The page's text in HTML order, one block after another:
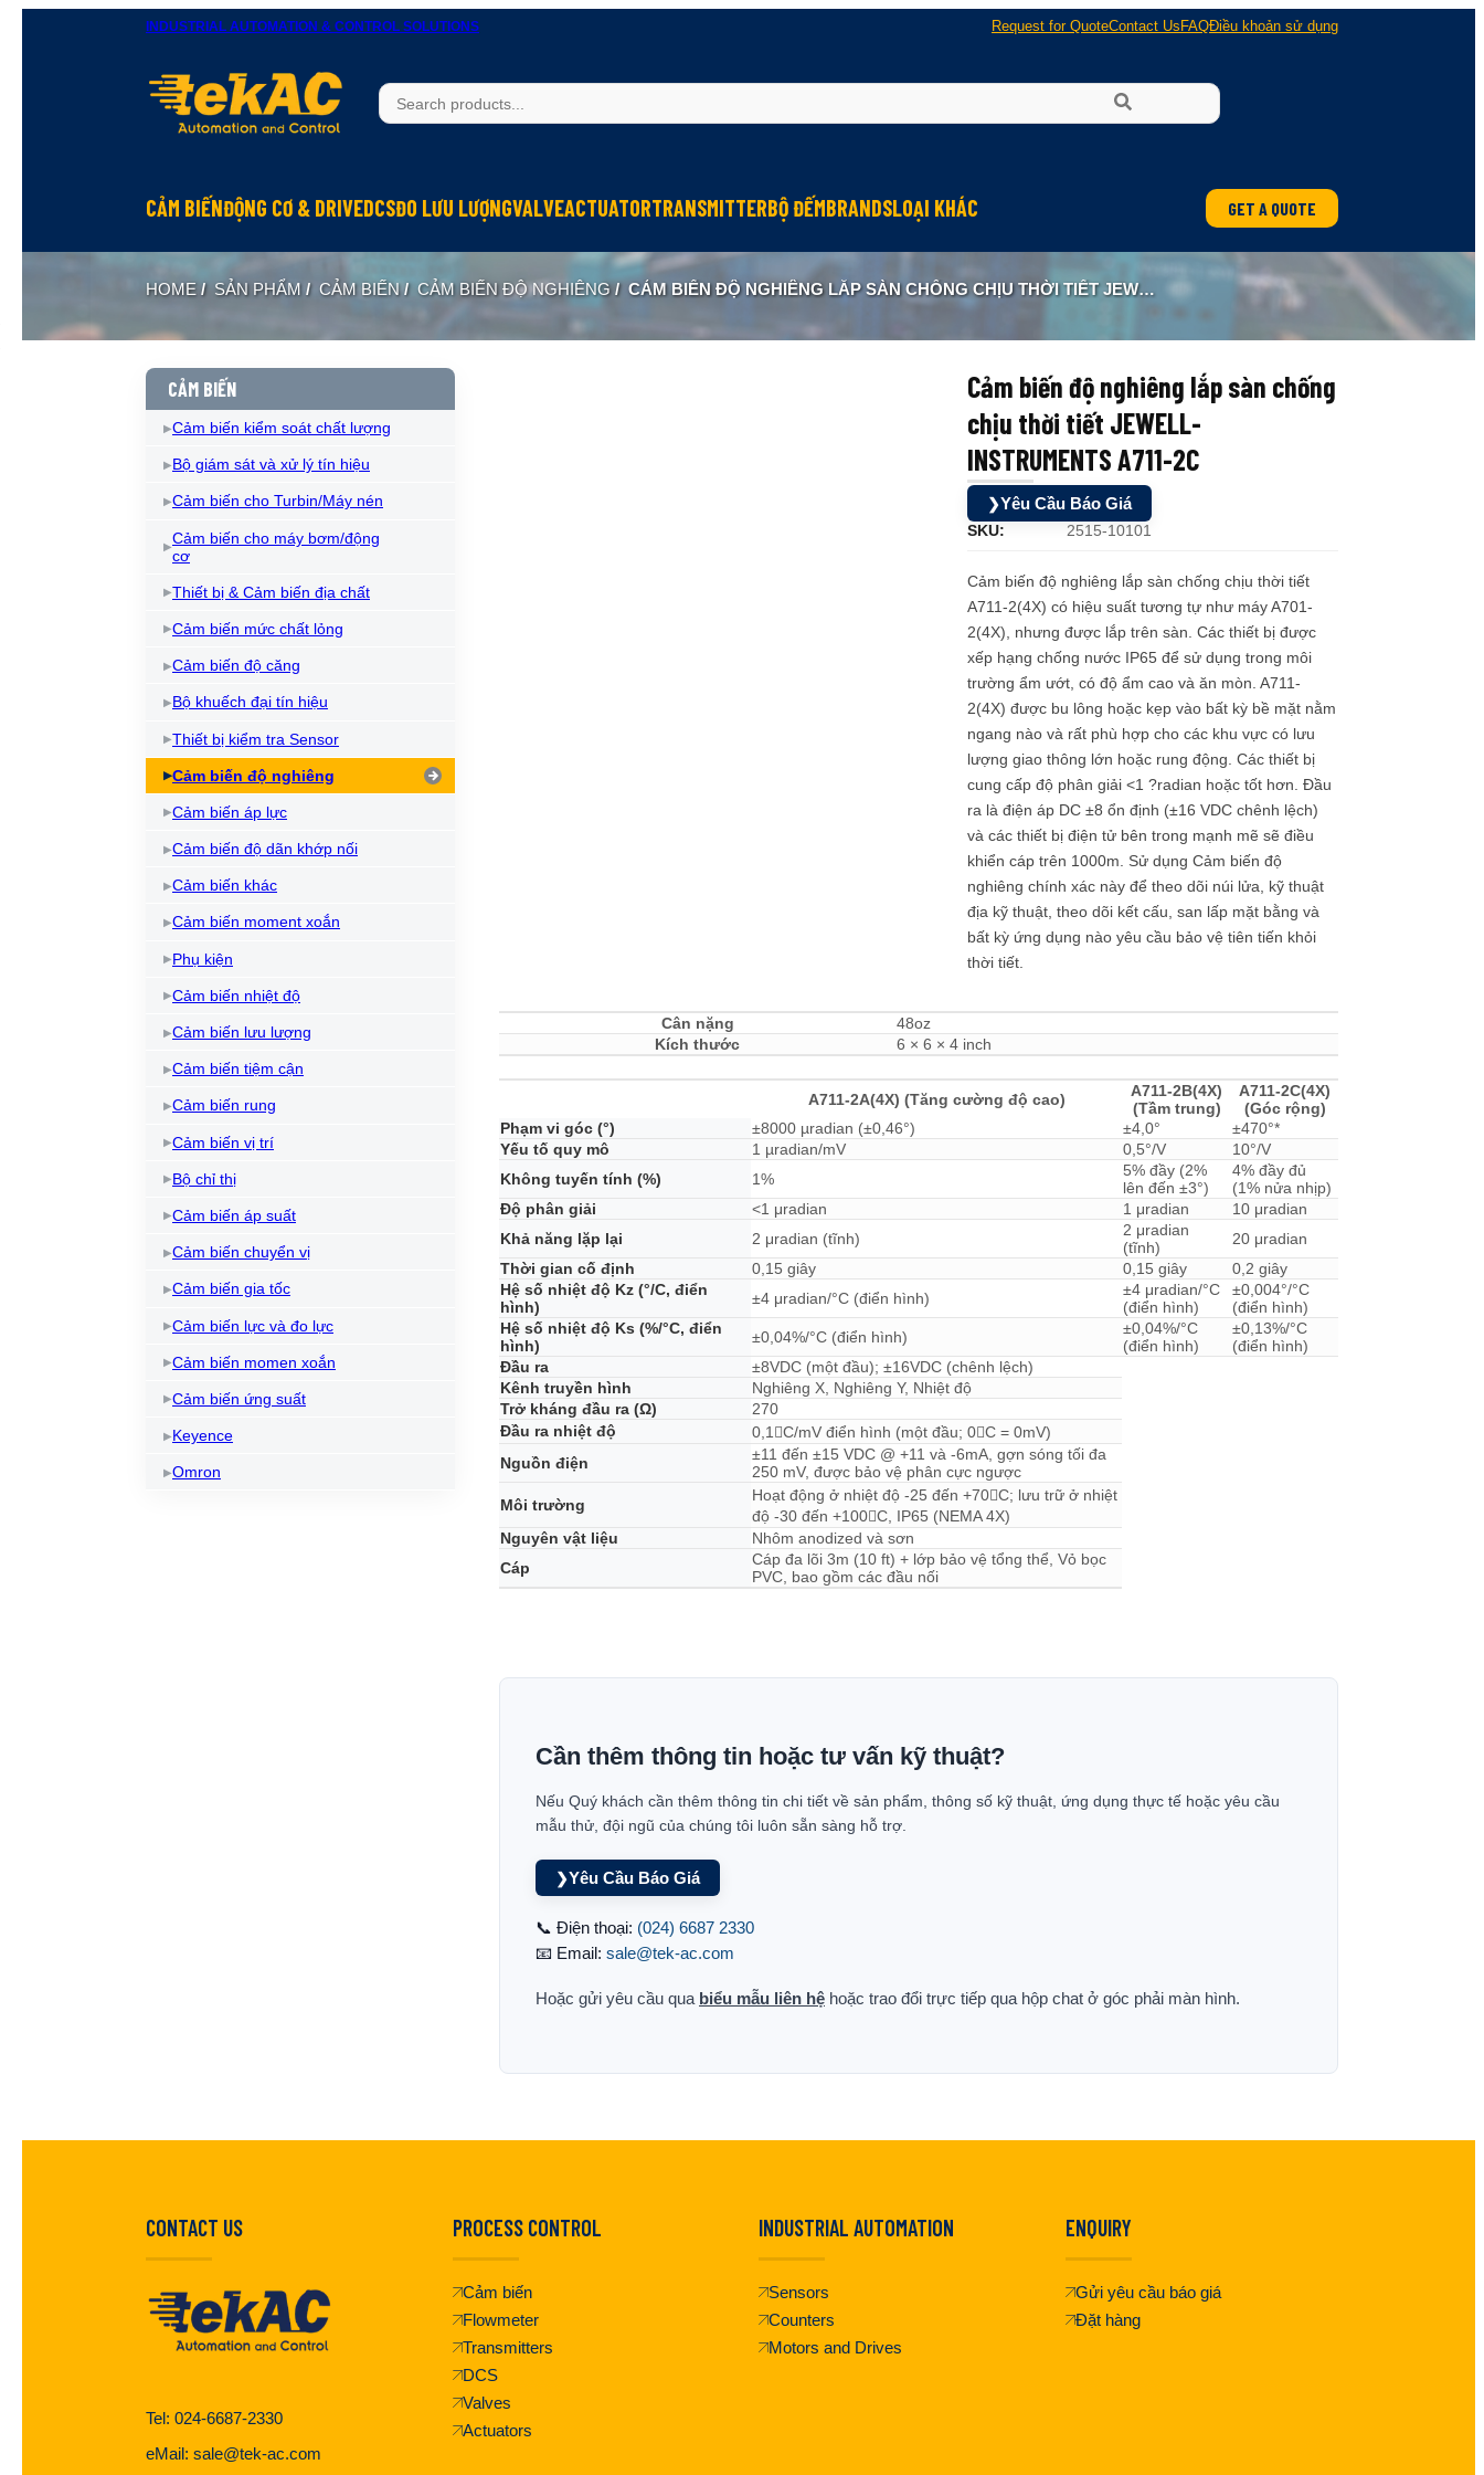
INDUSTRIAL AUTOMATION & CONTROL SOLUTIONS Request for QuoteContact Us FAQĐiều khoản sử dụng
CẢM BIẾNĐỘNG CƠ & DRIVEDCSĐO LƯU LƯỢNGVALVEACTUATORTRANSMITTERBỘ ĐẾMBRANDS
Oriental Motor
KGN
LOẠI KHÁC
Đèn phòng nổ
GET A QUOTE
HOME / SẢN PHẨM / CẢM BIẾN / CẢM BIẾN ĐỘ NGHIÊNG / CẢM BIẾN ĐỘ NGHIÊNG LẮP SÀN CHỐNG CHỊU THỜI TIẾT JEWELL-INSTRUMENTS A711-2C
CẢM BIẾN
Cảm biến kiểm soát chất lượng
Bộ giám sát và xử lý tín hiệu
Cảm biến cho Turbin/Máy nén
Cảm biến cho máy bơm/động
cơ
Thiết bị & Cảm biến địa chất
Cảm biến mức chất lỏng
Cảm biến độ căng
Bộ khuếch đại tín hiệu
Thiết bị kiểm tra Sensor
Cảm biến độ nghiêng
Cảm biến áp lực
Cảm biến độ dãn khớp nối
Cảm biến khác
Cảm biến moment xoắn
Phụ kiện
Cảm biến nhiệt độ
Cảm biến lưu lượng
Cảm biến tiệm cận
Cảm biến rung
Cảm biến vị trí
Bộ chỉ thị
Cảm biến áp suất
Cảm biến chuyển vị
Cảm biến gia tốc
Cảm biến lực và đo lực
Cảm biến momen xoắn
Cảm biến ứng suất
Keyence
Omron
Cảm biến độ nghiêng lắp sàn chống
chịu thời tiết JEWELL-
INSTRUMENTS A711-2C
❯Yêu Cầu Báo Giá
SKU: 2515-10101
Cảm biến độ nghiêng lắp sàn chống chịu thời tiết
A711-2(4X) có hiệu suất tương tự như máy A701-
2(4X), nhưng được lắp trên sàn. Các thiết bị được
xếp hạng chống nước IP65 để sử dụng trong môi
trường ẩm ướt, có độ ẩm cao và ăn mòn. A711-
2(4X) được bu lông hoặc kẹp vào bất kỳ bề mặt nằm
ngang nào và rất phù hợp cho các khu vực có lưu
lượng giao thông lớn hoặc rung động. Các thiết bị
cung cấp độ phân giải <1 ?radian hoặc tốt hơn. Đầu
ra là điện áp DC ±8 ổn định (±16 VDC chênh lệch)
và các thiết bị điện tử bên trong mạnh mẽ sẽ điều
khiển cáp trên 1000m. Sử dụng Cảm biến độ
nghiêng chính xác này để theo dõi núi lửa, kỹ thuật
địa kỹ thuật, theo dõi kết cấu, san lấp mặt bằng và
bất kỳ ứng dụng nào yêu cầu bảo vệ tiên tiến khỏi
thời tiết.
Cân nặng
48oz
Kích thước
6 × 6 × 4 inch
A711-2A(4X) (Tăng cường độ cao)
A711-2B(4X)
(Tầm trung)
A711-2C(4X)
(Góc rộng)
Phạm vi góc (°)
±8000 µradian (±0,46°) ±4,0°
±470°*
Yếu tố quy mô
1 µradian/mV 0,5°/V
10°/V
Không tuyến tính (%)
1%
5% đầy (2%
lên đến ±3°)
4% đầy đủ
(1% nửa nhịp)
Độ phân giải
<1 μradian 1 μradian
10 μradian
Khả năng lặp lại
2 μradian (tĩnh)
2 μradian
(tĩnh)
20 μradian
Thời gian cố định
0,15 giây 0,15 giây
0,2 giây
Hệ số nhiệt độ Kz (°/C, điển
hình)
±4 μradian/°C (điển hình)
±4 μradian/°C
(điển hình)
±0,004°/°C
(điển hình)
Hệ số nhiệt độ Ks (%/°C, điển
hình)
±0,04%/°C (điển hình)
±0,04%/°C
(điển hình)
±0,13%/°C
(điển hình)
Đầu ra
±8VDC (một đầu); ±16VDC (chênh lệch)
Kênh truyền hình
Nghiêng X, Nghiêng Y, Nhiệt độ
Trở kháng đầu ra (Ω)
270
Đầu ra nhiệt độ
0,1C/mV điển hình (một đầu; 0C = 0mV)
Nguồn điện
±11 đến ±15 VDC @ +11 và -6mA, gợn sóng tối đa
250 mV, được bảo vệ phân cực ngược
Môi trường
Hoạt động ở nhiệt độ -25 đến +70C; lưu trữ ở nhiệt
độ -30 đến +100C, IP65 (NEMA 4X)
Nguyên vật liệu
Nhôm anodized và sơn
Cáp
Cáp đa lõi 3m (10 ft) + lớp bảo vệ tổng thể, Vỏ bọc
PVC, bao gồm các đầu nối
Cần thêm thông tin hoặc tư vấn kỹ thuật?
Nếu Quý khách cần thêm thông tin chi tiết về sản phẩm, thông số kỹ thuật, ứng dụng thực tế hoặc yêu cầu
mẫu thử, đội ngũ của chúng tôi luôn sẵn sàng hỗ trợ.
❯Yêu Cầu Báo Giá
📞 Điện thoại: (024) 6687 2330
📧 Email: sale@tek-ac.com
Hoặc gửi yêu cầu qua biểu mẫu liên hệ hoặc trao đổi trực tiếp qua hộp chat ở góc phải màn hình.
CONTACT US
Tel: 024-6687-2330
eMail: sale@tek-ac.com
PROCESS CONTROL
Cảm biến
Flowmeter
Transmitters
DCS
Valves
Actuators
INDUSTRIAL AUTOMATION
Sensors
Counters
Motors and Drives
ENQUIRY
Gửi yêu cầu báo giá
Đặt hàng